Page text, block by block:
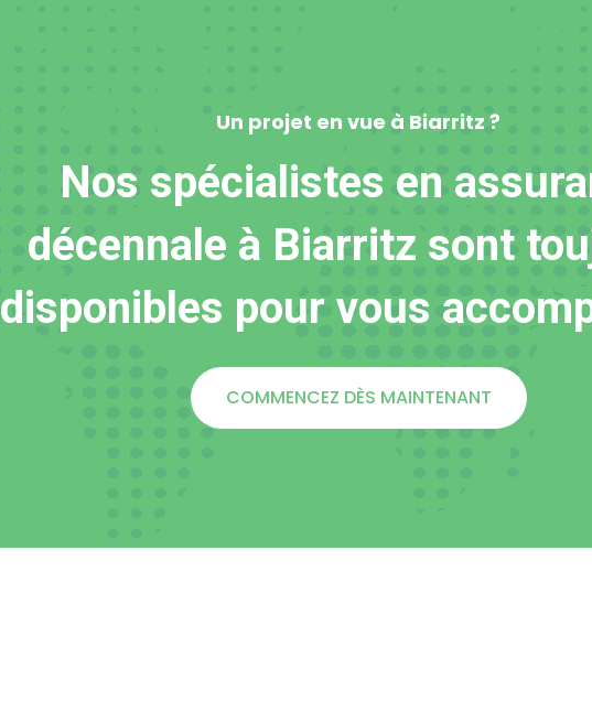
Un projet en vue à Biarritz ?
Nos spécialistes en
décennale à Biarritz sont
disponibles pour vous
COMMENCEZ DÈS MAINTENANT